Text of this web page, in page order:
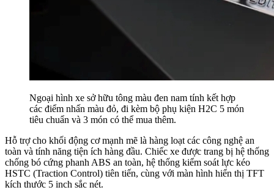
Ngoại hình xe sở hữu tông màu đen nam tính kết hợp
các điểm nhấn màu đỏ, đi kèm bộ phụ kiện H2C 5 món
tiêu chuẩn và 3 món có thể mua thêm.
Hỗ trợ cho khối động cơ mạnh mẽ là hàng loạt các công nghệ an
toàn và tính năng tiện ích hàng đầu. Chiếc xe được trang bị hệ thống
chống bó cứng phanh ABS an toàn, hệ thống kiểm soát lực kéo
HSTC (Traction Control) tiên tiến, cùng với màn hình hiển thị TFT
kích thước 5 inch sắc nét.